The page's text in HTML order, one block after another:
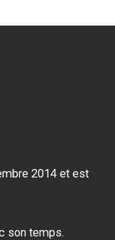
2014 et est
son temps.